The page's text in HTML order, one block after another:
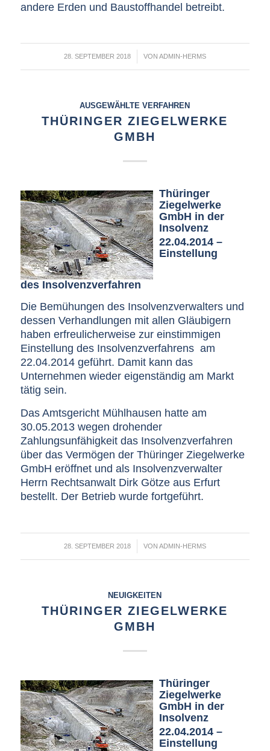
andere Erden und Baustoffhandel betreibt.
28. SEPTEMBER 2018
/ VON ADMIN-HERMS
AUSGEWÄHLTE VERFAHREN
THÜRINGER ZIEGELWERKE
GMBH
Thüringer
Ziegelwerke
GmbH in der
Insolvenz
22.04.2014 –
Einstellung
des Insolvenzverfahren
Die Bemühungen des Insolvenzverwalters und
dessen Verhandlungen mit allen Gläubigern
haben erfreulicherweise zur einstimmigen
Einstellung des Insolvenzverfahrens am
22.04.2014 geführt. Damit kann das
Unternehmen wieder eigenständig am Markt
tätig sein.
Das Amtsgericht Mühlhausen hatte am
30.05.2013 wegen drohender
Zahlungsunfähigkeit das Insolvenzverfahren
über das Vermögen der Thüringer Ziegelwerke
GmbH eröffnet und als Insolvenzverwalter
Herrn Rechtsanwalt Dirk Götze aus Erfurt
bestellt. Der Betrieb wurde fortgeführt.
28. SEPTEMBER 2018
/ VON ADMIN-HERMS
NEUIGKEITEN
THÜRINGER ZIEGELWERKE
GMBH
Thüringer
Ziegelwerke
GmbH in der
Insolvenz
22.04.2014 –
Einstellung